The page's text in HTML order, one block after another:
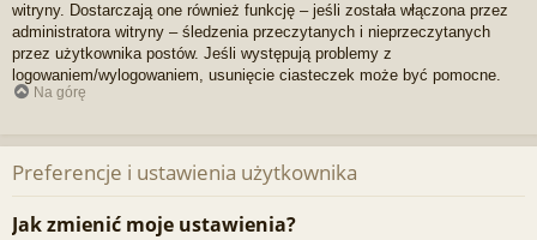
witryny. Dostarczają one również funkcję – jeśli została włączona przez
administratora witryny – śledzenia przeczytanych i nieprzeczytanych
przez użytkownika postów. Jeśli występują problemy z
logowaniem/wylogowaniem, usunięcie ciasteczek może być pomocne.
Na górę
Preferencje i ustawienia użytkownika
Jak zmienić moje ustawienia?